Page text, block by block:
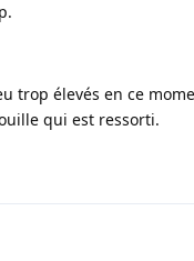
trop élevés en ce
qui est ressorti.